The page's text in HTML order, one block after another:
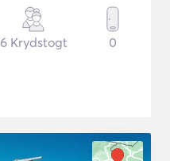
6 Krydstogt 0